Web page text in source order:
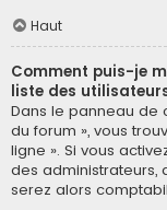
Haut
Comment puis-je
liste des
Dans le panneau de
du forum », vous
ligne ». Si vous
des administrateurs,
serez alors